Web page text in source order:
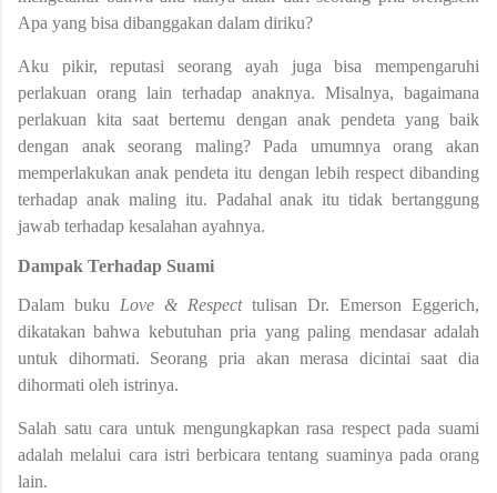
Apa yang bisa dibanggakan dalam diriku?
Aku pikir, reputasi seorang ayah juga bisa mempengaruhi
perlakuan orang lain terhadap anaknya. Misalnya, bagaimana
perlakuan kita saat bertemu dengan anak pendeta yang baik
dengan anak seorang maling? Pada umumnya orang akan
memperlakukan anak pendeta itu dengan lebih respect dibanding
terhadap anak maling itu. Padahal anak itu tidak bertanggung
jawab terhadap kesalahan ayahnya.
Dampak Terhadap Suami
Dalam buku Love & Respecttulisan Dr. Emerson Eggerich,
dikatakan bahwa kebutuhan pria yang paling mendasar adalah
untuk dihormati. Seorang pria akan merasa dicintai saat dia
dihormati oleh istrinya.
Salah satu cara untuk mengungkapkan rasa respect pada suami
adalah melalui cara istri berbicara tentang suaminya pada orang
lain.